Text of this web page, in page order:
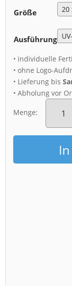
Größe
Ausführung
• individuelle
• ohne Logo-
• Lieferung bis
• Abholung vor
Menge:
Acryl
Board
Menge